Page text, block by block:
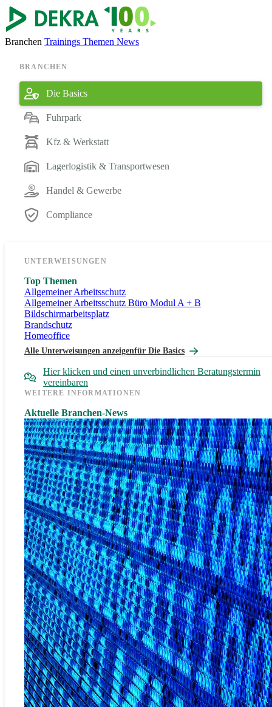
Branchen Trainings Themen News
BRANCHEN
Die Basics
Fuhrpark
Kfz & Werkstatt
Lagerlogistik & Transportwesen
Handel & Gewerbe
Compliance
UNTERWEISUNGEN
Top Themen
Allgemeiner Arbeitsschutz
Allgemeiner Arbeitsschutz Büro Modul A + B
Bildschirmarbeitsplatz
Brandschutz
Homeoffice
Alle Unterweisungen anzeigenfür Die Basics
Hier klicken und einen unverbindlichen Beratungstermin
vereinbaren
WEITERE INFORMATIONEN
Aktuelle Branchen-News